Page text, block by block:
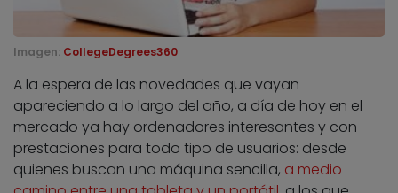
Imagen: CollegeDegrees360
A la espera de las novedades que vayan
apareciendo a lo largo del año, a día de hoy en el
mercado ya hay ordenadores interesantes y con
prestaciones para todo tipo de usuarios: desde
quienes buscan una máquina sencilla, a medio